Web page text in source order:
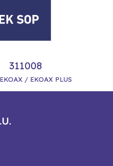
311008
/ EKOAX PLUS